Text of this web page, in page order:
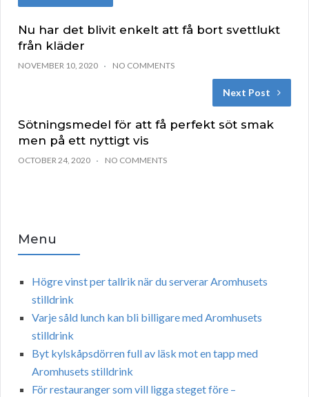
Nu har det blivit enkelt att få bort svettlukt
från kläder
NOVEMBER 10, 2020 NO COMMENTS
Next Post
Sötningsmedel för att få perfekt söt smak
men på ett nyttigt vis
OCTOBER 24, 2020 NO COMMENTS
Menu
Högre vinst per tallrik när du serverar Aromhusets
stilldrink
Varje såld lunch kan bli billigare med Aromhusets
stilldrink
Byt kylskåpsdörren full av läsk mot en tapp med
Aromhusets stilldrink
För restauranger som vill ligga steget före –